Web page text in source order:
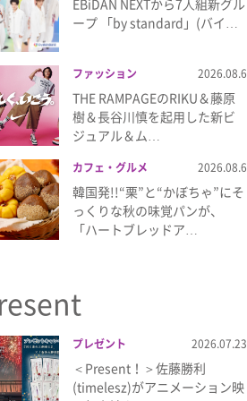
EBiDAN NEXTから7⼈組新グル
ープ 「by standard」(バイ…
ファッション 2026.08.6
THE RAMPAGEのRIKU＆藤原
樹＆長谷川慎を起用した新ビ
ジュアル＆ム…
カフェ・グルメ 2026.08.6
韓国発!!“栗”と“かぼちゃ”にそ
っくりな秋の味覚パンが、
「ハートブレッドア…
プレゼント 2026.07.23
＜Present！＞佐藤勝利
(timelesz)がアニメーション映